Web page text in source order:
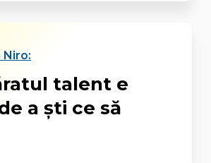
Niro:
talent e
a şti ce să